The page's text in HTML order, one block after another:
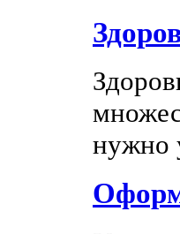
нужно